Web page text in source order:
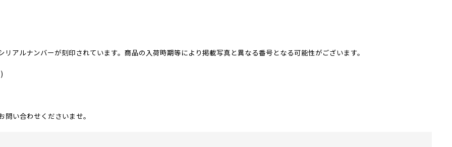
アルナンバーが刻印されています。商品の入荷時期等により掲載写真と異なる番号となる可能性がございます。
い合わせくださいませ。